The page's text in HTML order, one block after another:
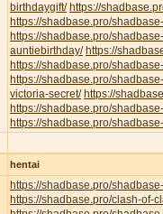
birthdaygift/ https://
https://shadbase.pro/
https://shadbase.pro/
auntiebirthday/ https://
https://shadbase.pro/
https://shadbase.pro/
victoria-secret/ https://
https://shadbase.pro/
https://shadbase.pro/
hentai
https://shadbase.pro/
https://shadbase.pro/clash-of-